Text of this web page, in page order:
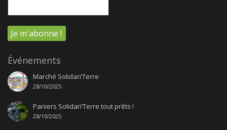
Événements
Marché Solidari’Terre
28/10/2025
Paniers Solidari’Terre tout prêts !
28/10/2025